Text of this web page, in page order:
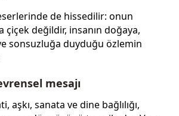
de hissedilir: onun
çiçek değildir, insanın doğaya,
sonsuzluğa duyduğu özlemin
mesajı
aşkı, sanata ve dine bağlılığı,